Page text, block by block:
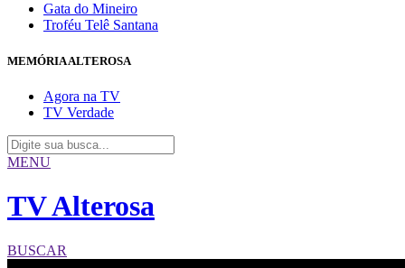
Gata do Mineiro
Troféu Telê Santana
MEMÓRIA ALTEROSA
Agora na TV
TV Verdade
MENU
TV Alterosa
BUSCAR